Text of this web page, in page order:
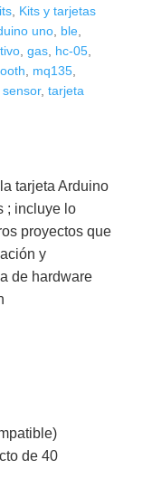
, Kits y tarjetas
uno, ble,
, gas, hc-05,
mq135,
sensor, tarjeta
tarjeta Arduino
; incluye lo
proyectos que
y
de hardware
de 40